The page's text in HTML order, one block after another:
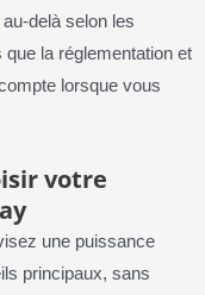
delà selon les
que la réglementation et
lorsque vous
votre
une puissance
principaux, sans